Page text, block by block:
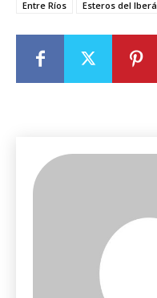
Entre Ríos Esteros del Iberá